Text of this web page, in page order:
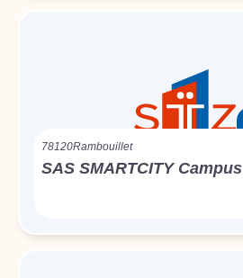
78120Rambouillet
SAS SMARTCITY Campus